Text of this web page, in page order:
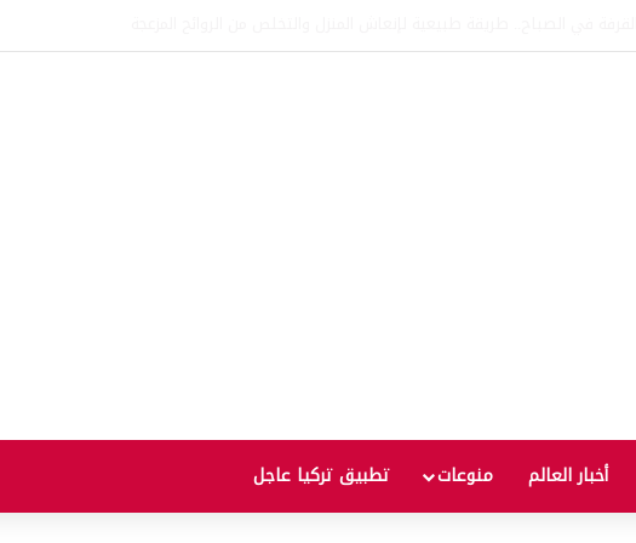
أخبار العالم منوعات تطبيق تركيا عاجل